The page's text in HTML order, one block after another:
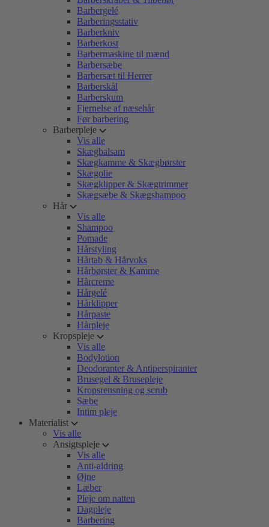
Barbergelé
Barberingsstativ
Barberkniv
Barberkost
Barbermaskine til mænd
Barbersæbe
Barbersæt til Herrer
Barberskål
Barberskum
Fjernelse af næsehår
Før barbering
Barberpleje
Vis alle
Skægbalsam
Skægkamme & Skægbørster
Skægolie
Skægklipper & Skægtrimmer
Skægsæbe & Skægshampoo
Hår
Vis alle
Shampoo
Pomade
Hårstyling
Hårtab & Hårvoks
Hårbørster & Kamme
Hårcreme
Hårgelé
Hårklipper
Hårpaste
Hårpleje
Kropspleje
Vis alle
Bodylotion
Deodoranter & Antiperspiranter
Brusegel & Brusepleje
Kropsrensning og scrub
Sæbe
Intim pleje
Materialist
Vis alle
Ansigtspleje
Vis alle
Anti-aldring
Øjne
Læber
Pleje om natten
Dagpleje
Barbering